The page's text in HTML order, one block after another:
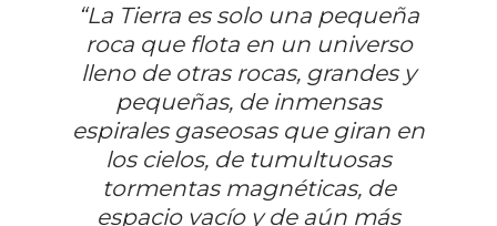
“La Tierra es solo una pequeña
roca que flota en un universo
lleno de otras rocas, grandes y
pequeñas, de inmensas
espirales gaseosas que giran en
los cielos, de tumultuosas
tormentas magnéticas, de
espacio vacío y de aún más